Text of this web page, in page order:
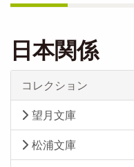
日本関係
コレクション
望月文庫
松浦文庫